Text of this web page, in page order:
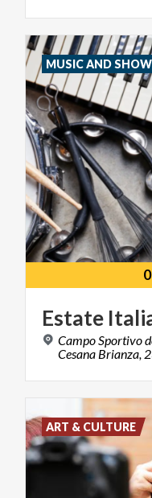
Estate
Campo Sportivo
Cesana Brianza,
MUSIC AND SHOW
ART & CULTURE